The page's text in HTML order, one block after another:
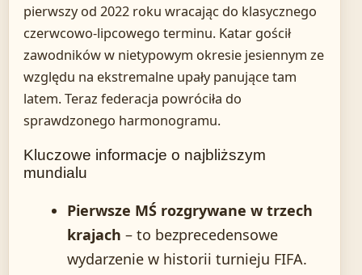
pierwszy od 2022 roku wracając do klasycznego
czerwcowo-lipcowego terminu. Katar gościł
zawodników w nietypowym okresie jesiennym ze
względu na ekstremalne upały panujące tam
latem. Teraz federacja powróciła do
sprawdzonego harmonogramu.
Kluczowe informacje o najbliższym
mundialu
Pierwsze MŚ rozgrywane w trzech
krajach – to bezprecedensowe
wydarzenie w historii turnieju FIFA.